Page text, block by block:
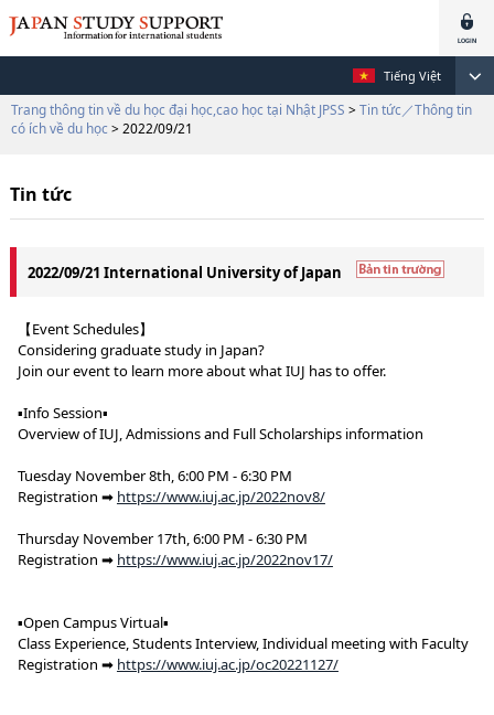
Tiếng Việt
Trang thông tin về du học đại học,cao học tại Nhật JPSS > Tin tức／Thông tin
có ích về du học > 2022/09/21
Tin tức
2022/09/21 International University of Japan
【Event Schedules】
Considering graduate study in Japan?
Join our event to learn more about what IUJ has to offer.
▪Info Session▪
Overview of IUJ, Admissions and Full Scholarships information
Tuesday November 8th, 6:00 PM - 6:30 PM
Registration ➡ https://www.iuj.ac.jp/2022nov8/
Thursday November 17th, 6:00 PM - 6:30 PM
Registration ➡ https://www.iuj.ac.jp/2022nov17/
▪Open Campus Virtual▪
Class Experience, Students Interview, Individual meeting with Faculty
Registration ➡ https://www.iuj.ac.jp/oc20221127/